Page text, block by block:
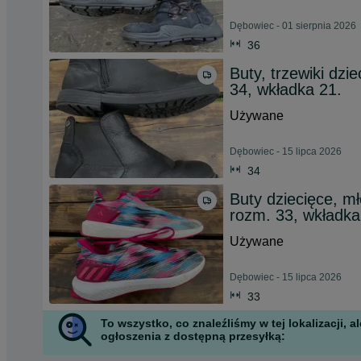
Dębowiec - 01 sierpnia 2026
36
Buty, trzewiki
34, wkładka 21.
Używane
Dębowiec - 15 lipca 2026
34
Buty dziecięce,
rozm. 33,
Używane
Dębowiec - 15 lipca 2026
33
To wszystko, co znaleźliśmy w tej lokalizacji,
ogłoszenia z dostępną przesyłką: